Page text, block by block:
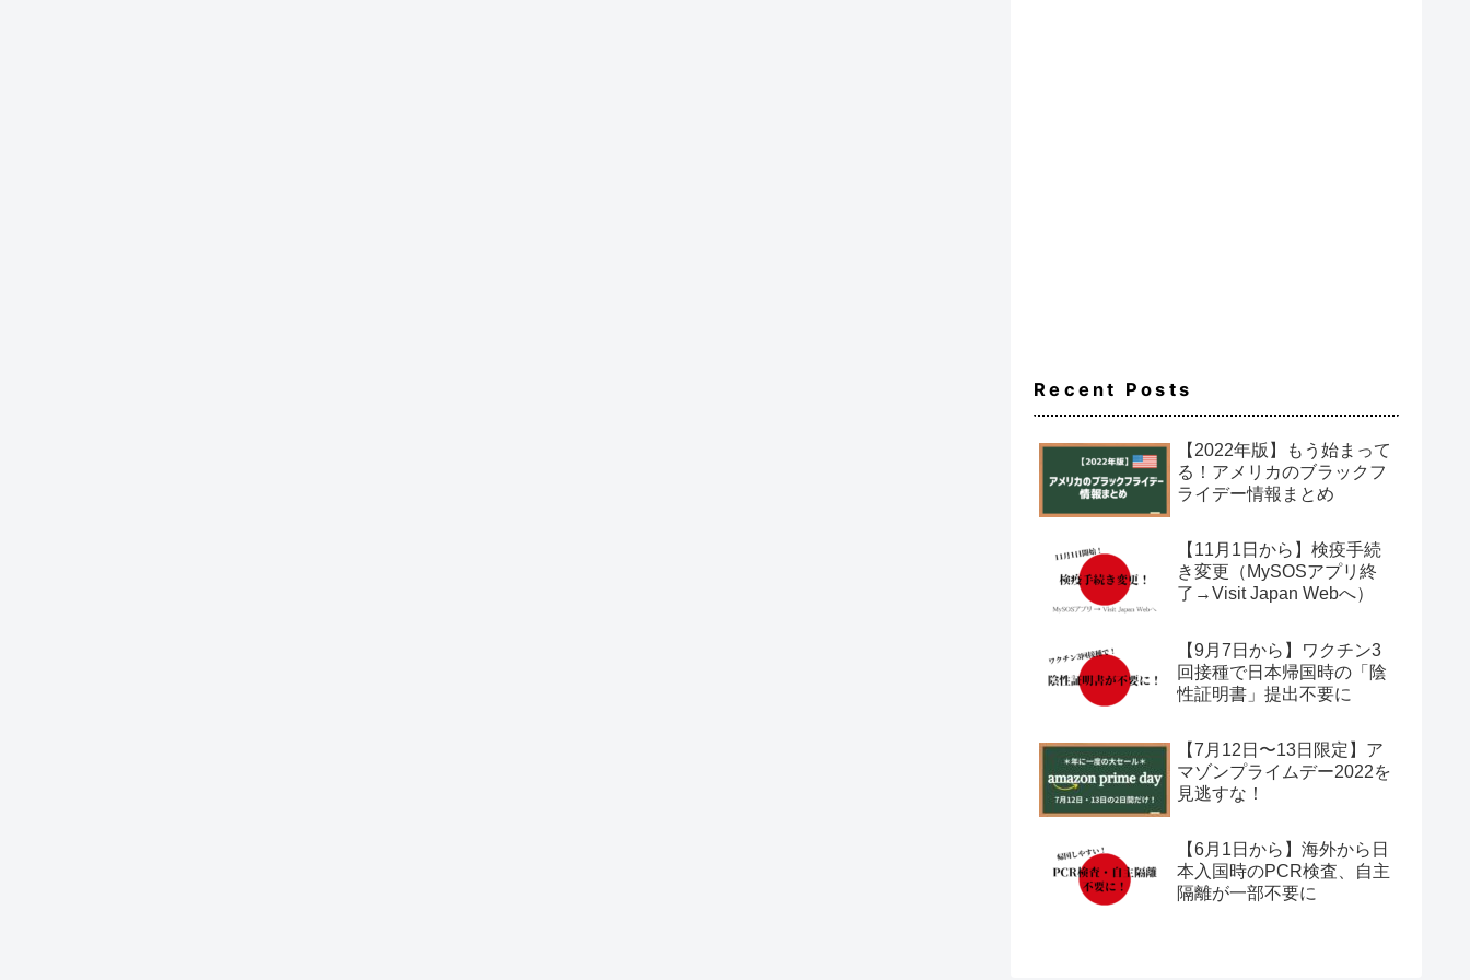
Recent Posts
【2022年版】もう始まって
る！アメリカのブラックフ
ライデー情報まとめ
【11月1日から】検疫手続
き変更（MySOSアプリ終
了→Visit Japan Webへ）
【9月7日から】ワクチン3
回接種で日本帰国時の「陰
性証明書」提出不要に
【7月12日〜13日限定】ア
マゾンプライムデー2022を
見逃すな！
【6月1日から】海外から日
本入国時のPCR検査、自主
隔離が一部不要に